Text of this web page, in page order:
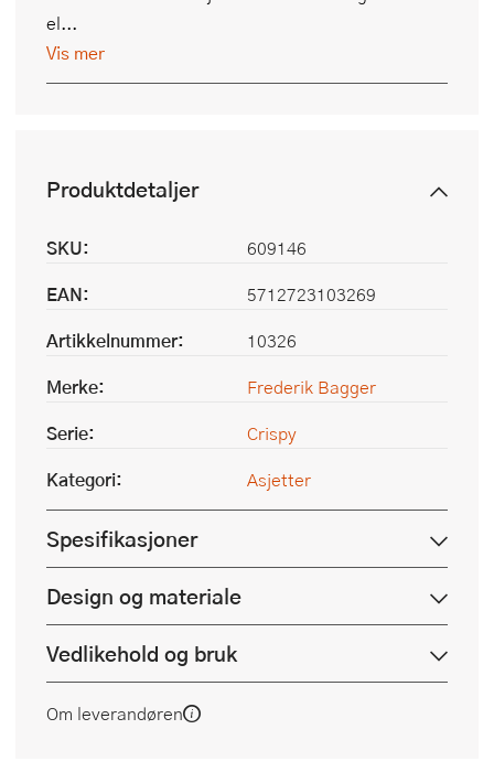
el...
Vis mer
Produktdetaljer
SKU:
609146
EAN:
5712723103269
Artikkelnummer:
10326
Merke:
Frederik Bagger
Serie:
Crispy
Kategori:
Asjetter
Spesifikasjoner
Design og materiale
Vedlikehold og bruk
Om leverandøren